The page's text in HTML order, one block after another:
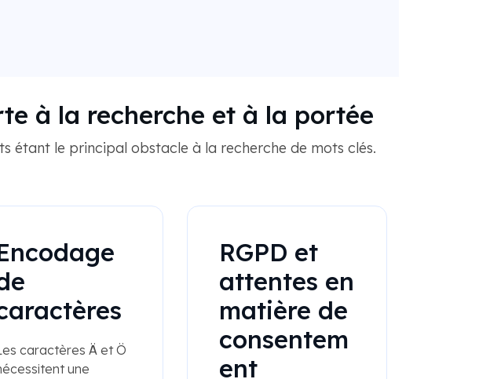
à la recherche et à la portée
étant le principal obstacle à la recherche de mots clés.
caractères Ä et Ö
une
RGPD et
attentes en
matière de
consentem
ent